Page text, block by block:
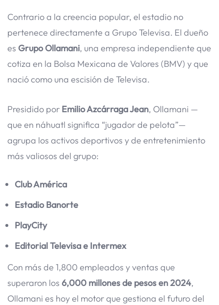
Contrario a la creencia popular, el estadio no
pertenece directamente a Grupo Televisa. El dueño
es Grupo Ollamani, una empresa independiente que
cotiza en la Bolsa Mexicana de Valores (BMV) y que
nació como una escisión de Televisa.
Presidido por Emilio Azcárraga Jean, Ollamani —
que en náhuatl significa “jugador de pelota”—
agrupa los activos deportivos y de entretenimiento
más valiosos del grupo:
Club América
Estadio Banorte
PlayCity
Editorial Televisa e Intermex
Con más de 1,800 empleados y ventas que
superaron los 6,000 millones de pesos en 2024,
Ollamani es hoy el motor que gestiona el futuro del